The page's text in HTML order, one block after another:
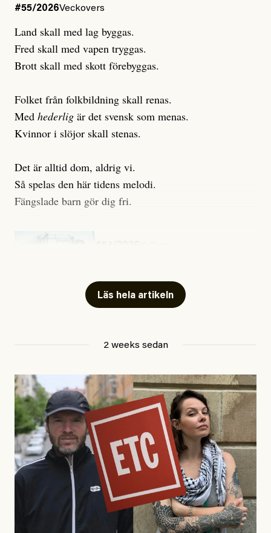
#55/2026Veckovers
Land skall med lag byggas.
Fred skall med vapen tryggas.
Brott skall med skott förebyggas.
Folket från folkbildning skall renas.
Med hederlig är det svensk som menas.
Kvinnor i slöjor skall stenas.
Det är alltid dom, aldrig vi.
Så spelas den här tidens melodi.
Fängslade barn gör dig fri.
Läs hela artikeln
2 weeks sedan